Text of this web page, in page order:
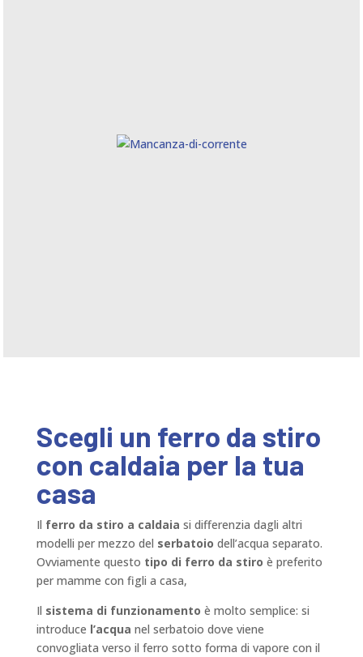
Scegli un ferro da stiro
con caldaia per la tua
casa
Il ferro da stiro a caldaia si differenzia dagli altri
modelli per mezzo del serbatoio dell’acqua separato.
Ovviamente questo tipo di ferro da stiro è preferito
per mamme con figli a casa,
Il sistema di funzionamento è molto semplice: si
introduce l’acqua nel serbatoio dove viene
convogliata verso il ferro sotto forma di vapore con il